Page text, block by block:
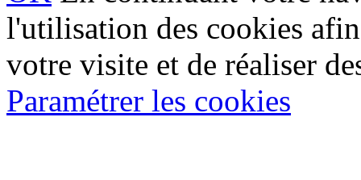
l'utilisation des cookies
votre visite et de réaliser
Paramétrer les cookies